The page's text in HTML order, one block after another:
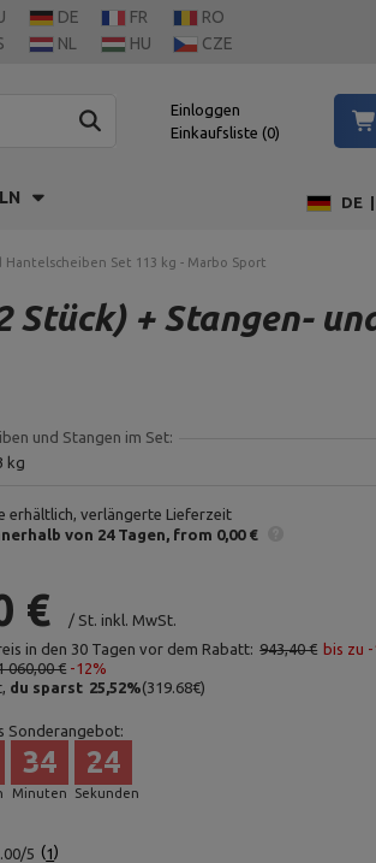
DE FR
RO
NL HU CZE
Einloggen
Einkaufsliste 0
DE
Set 113 kg - Marbo Sport
Stück) + Stangen-
und Stangen im Set:
kg
erhältlich, verlängerte Lieferzeit
von 24 Tagen from 0,00 €
€ / St. inkl. MwSt.
in den 30 Tagen vor dem Rabatt: 943,40 € bis zu
060,00 € -12%
du sparst 25,52%(319.68€)
Sonderangebot:
Minuten
34
Sekunden
23
5 1